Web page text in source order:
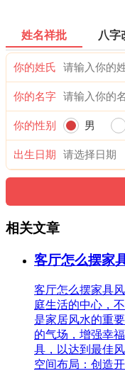
姓名祥批 八字
你的姓氏
你的名字
你的性别 男
出生日期
相关文章
客厅怎么摆家
客厅怎么摆家具
庭生活的中心，
是家居风水的重
的气场，增强幸
具，以达到最佳
空间布局：创造